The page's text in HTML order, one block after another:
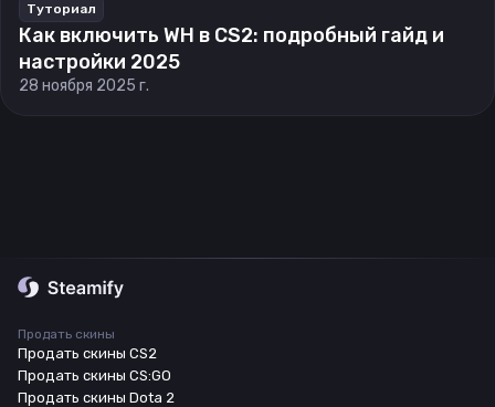
Туториал
Как включить WH в CS2: подробный гайд и
настройки 2025
28 ноября 2025 г.
Продать скины
Продать скины CS2
Продать скины CS:GO
Продать скины Dota 2